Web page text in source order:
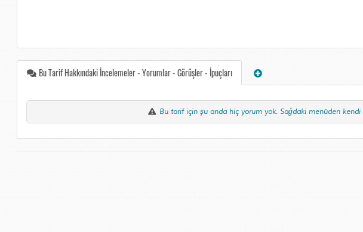
Bu Tarif Hakkındaki İncelemeler - Yorumlar - Görüşler - İpuçları
Bu tarif için şu anda hiç yorum yok. Sağdaki menüden kendi